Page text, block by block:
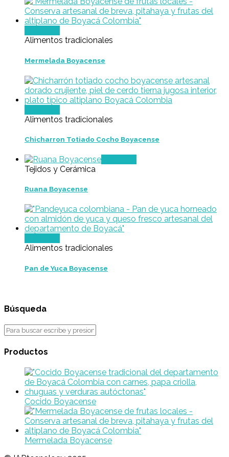
Alimentos tradicionales
Mermelada Boyacense
Alimentos tradicionales
Chicharron Totiado Cocho Boyacense
Tejidos y Cerámica
Ruana Boyacense
Alimentos tradicionales
Pan de Yuca Boyacense
Búsqueda
Productos
Cocido Boyacense
Mermelada Boyacense